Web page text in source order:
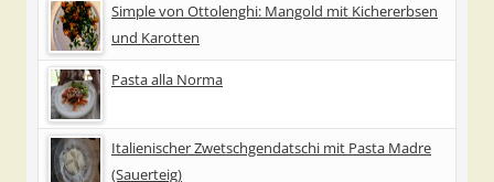
Simple von Ottolenghi: Mangold mit Kichererbsen
und Karotten
Pasta alla Norma
Italienischer Zwetschgendatschi mit Pasta Madre
(Sauerteig)